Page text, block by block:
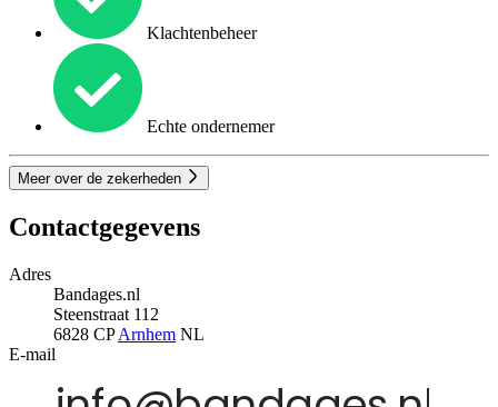
Klachtenbeheer
Echte ondernemer
Meer over de zekerheden
Contactgegevens
Adres
Bandages.nl
Steenstraat 112
6828 CPArnhem NL
E-mail